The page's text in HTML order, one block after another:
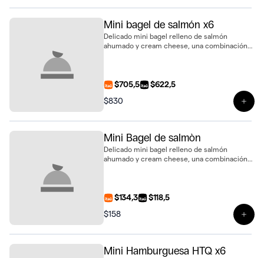
Mini bagel de salmón x6
Delicado mini bagel relleno de salmón
ahumado y cream cheese, una combinación
$705,5
$622,5
$830
Mini Bagel de salmòn
Delicado mini bagel relleno de salmón
ahumado y cream cheese, una combinación
$134,3
$118,5
$158
Ver
Mini Hamburguesa HTQ x6